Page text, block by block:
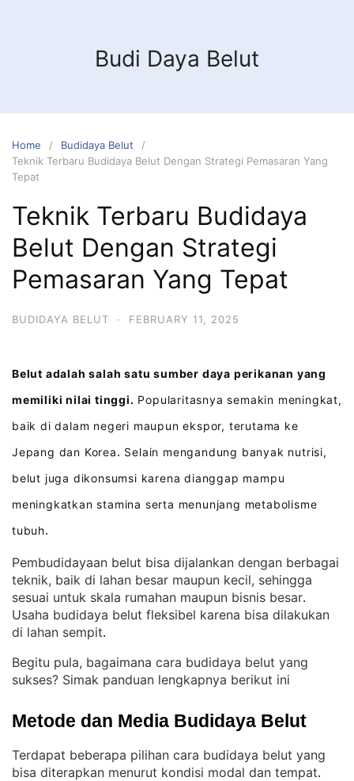
Budi Daya Belut
Home
Budidaya Belut
Teknik Terbaru Budidaya Belut Dengan Strategi Pemasaran Yang
Tepat
Teknik Terbaru Budidaya
Belut Dengan Strategi
Pemasaran Yang Tepat
BUDIDAYA BELUT · FEBRUARY 11, 2025
Belut adalah salah satu sumber daya perikanan yang
memiliki nilai tinggi. Popularitasnya semakin meningkat,
baik di dalam negeri maupun ekspor, terutama ke
Jepang dan Korea. Selain mengandung banyak nutrisi,
belut juga dikonsumsi karena dianggap mampu
meningkatkan stamina serta menunjang metabolisme
tubuh.
Pembudidayaan belut bisa dijalankan dengan berbagai
teknik, baik di lahan besar maupun kecil, sehingga
sesuai untuk skala rumahan maupun bisnis besar
Usaha budidaya belut fleksibel karena bisa dilakukan
di lahan sempit.
Begitu pula, bagaimana cara budidaya belut yang
sukses? Simak panduan lengkapnya berikut ini
Metode dan Media Budidaya Belut
Terdapat beberapa pilihan cara budidaya belut yang
bisa diterapkan menurut kondisi modal dan tempat